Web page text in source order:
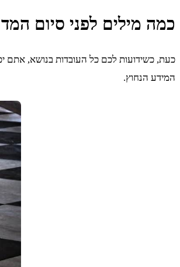
כמה מילים לפני סיום
כעת, כשידועות לכם כל העובדות בנושא, אתם
המידע הנחוץ.